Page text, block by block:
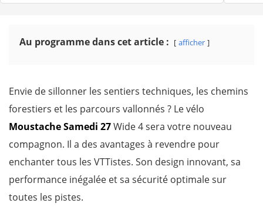
Au programme dans cet article : afficher
Envie de sillonner les sentiers techniques, les chemins
forestiers et les parcours vallonnés ? Le vélo
Moustache Samedi 27Wide 4 sera votre nouveau
compagnon. Il a des avantages à revendre pour
enchanter tous les VTTistes. Son design innovant, sa
performance inégalée et sa sécurité optimale sur
toutes les pistes.